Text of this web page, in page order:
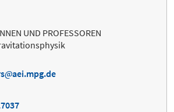
UND PROFESSOREN
aei.mpg.de